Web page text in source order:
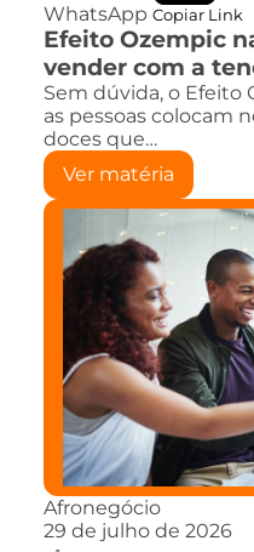
WhatsApp Copiar Link
Efeito Ozempic
vender com a
Sem dúvida, o Efeito
as pessoas colocam
doces que…
Ver matéria
Afronegócio
29 de julho de 2026